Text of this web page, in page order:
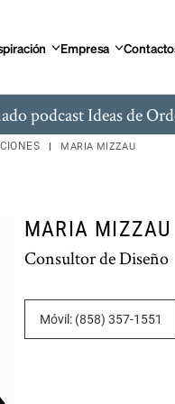
Empresa
podcast Ideas de
MARIA MIZZAU
MARIA MIZZAU
Consultor de Diseño
Móvil: (858) 357-1551